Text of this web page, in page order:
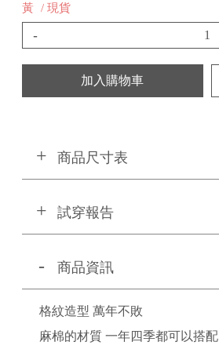
黃 / 現貨
-
加入購物車
商品尺寸表
試穿報告
商品資訊
格紋造型 萬年不敗
麻棉的材質 一年四季都可以搭配